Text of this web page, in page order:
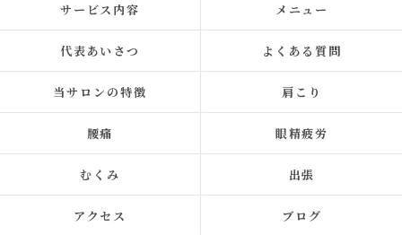
サービス内容 メニュー
代表あいさつ よくある質問
当サロンの特徴 肩こり
腰痛 眼精疲労
むくみ 出張
アクセス ブログ